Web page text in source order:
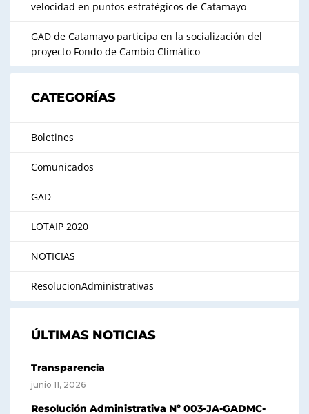
velocidad en puntos estratégicos de Catamayo
GAD de Catamayo participa en la socialización del
proyecto Fondo de Cambio Climático
CATEGORÍAS
Boletines
Comunicados
GAD
LOTAIP 2020
NOTICIAS
ResolucionAdministrativas
ÚLTIMAS NOTICIAS
Transparencia
junio 11, 2026
Resolución Administrativa Nº 003-JA-GADMC-